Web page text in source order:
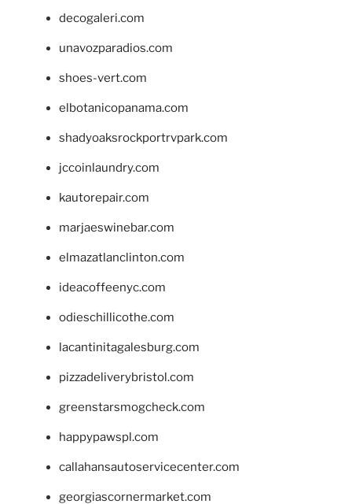
decogaleri.com
unavozparadios.com
shoes-vert.com
elbotanicopanama.com
shadyoaksrockportrvpark.com
jccoinlaundry.com
kautorepair.com
marjaeswinebar.com
elmazatlanclinton.com
ideacoffeenyc.com
odieschillicothe.com
lacantinitagalesburg.com
pizzadeliverybristol.com
greenstarsmogcheck.com
happypawspl.com
callahansautoservicecenter.com
georgiascornermarket.com